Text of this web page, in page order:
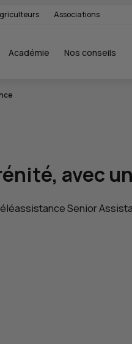
Associations
Académie Nos conseils
, avec
Senior